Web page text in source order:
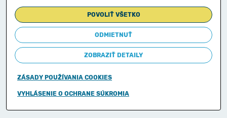
POVOLIŤ VŠETKO
ODMIETNUŤ
ZOBRAZIŤ DETAILY
ZÁSADY POUŽÍVANIA COOKIES
VYHLÁSENIE O OCHRANE SÚKROMIA
Copyright © 2011-2026